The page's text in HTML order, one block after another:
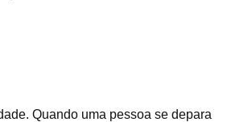
Quando uma pessoa se depara